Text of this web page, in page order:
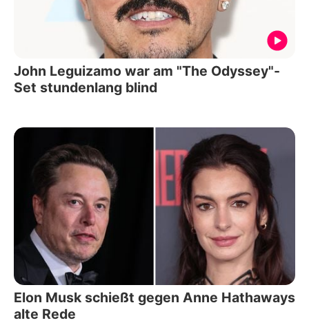
John Leguizamo war am "The Odyssey"-
Set stundenlang blind
Elon Musk schießt gegen Anne Hathaways
alte Rede